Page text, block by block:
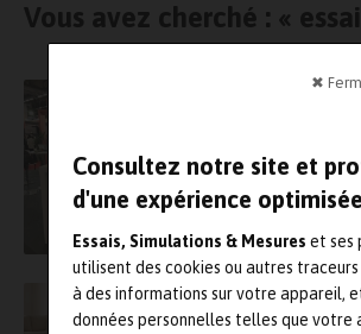
✖
Consultez notre site et
d'une expérience optimisée
Essais, Simulations & Mesures et ses
utilisent des cookies ou autres
à des informations sur votre appareil,
données personnelles telles que votre
Vous avez cherché : «
Sur Batimat, le groupe
Le LNE signe un
matière d’essais sur les